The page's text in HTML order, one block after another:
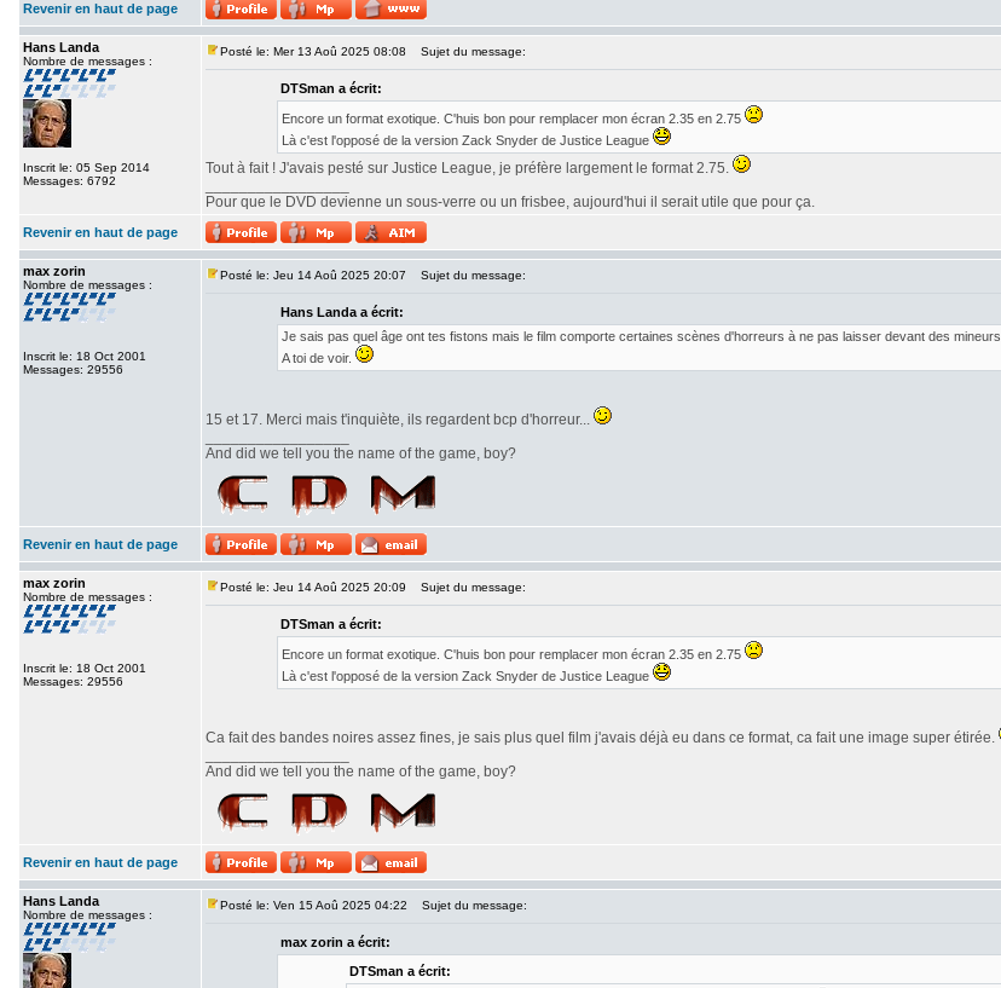
Revenir en haut de page
Hans Landa
Nombre de messages :
Inscrit le: 05 Sep 2014
Messages: 6792
Posté le: Mer 13 Aoû 2025 08:08 Sujet du message:
DTSman a écrit:
Encore un format exotique. C'huis bon pour remplacer mon écran 2.35 en 2.75
Là c'est l'opposé de la version Zack Snyder de Justice League
Tout à fait ! J'avais pesté sur Justice League, je préfère largement le format 2.75.
Pour que le DVD devienne un sous-verre ou un frisbee, aujourd'hui il serait utile que pour ça.
Revenir en haut de page
max zorin
Nombre de messages :
Inscrit le: 18 Oct 2001
Messages: 29556
Posté le: Jeu 14 Aoû 2025 20:07 Sujet du message:
Hans Landa a écrit:
Je sais pas quel âge ont tes fistons mais le film comporte certaines scènes d'horreurs à ne pas laisser devant des mineurs.
A toi de voir.
15 et 17. Merci mais t'inquiète, ils regardent bcp d'horreur...
And did we tell you the name of the game, boy?
Revenir en haut de page
max zorin
Nombre de messages :
Inscrit le: 18 Oct 2001
Messages: 29556
Posté le: Jeu 14 Aoû 2025 20:09 Sujet du message:
DTSman a écrit:
Encore un format exotique. C'huis bon pour remplacer mon écran 2.35 en 2.75
Là c'est l'opposé de la version Zack Snyder de Justice League
Ca fait des bandes noires assez fines, je sais plus quel film j'avais déjà eu dans ce format, ca fait une image super étirée.
And did we tell you the name of the game, boy?
Revenir en haut de page
Hans Landa
Nombre de messages :
Posté le: Ven 15 Aoû 2025 04:22 Sujet du message:
max zorin a écrit:
DTSman a écrit: